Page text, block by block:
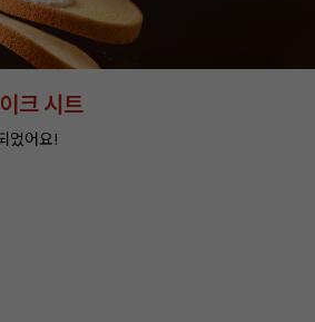
아머랜드 20+20 특별가!